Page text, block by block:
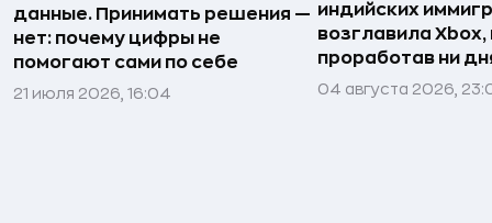
данные. Принимать решения —
нет: почему цифры не
помогают сами по себе
21 июля 2026, 16:04
индийских
возглавила Xbox,
проработав ни
04 августа 2026,